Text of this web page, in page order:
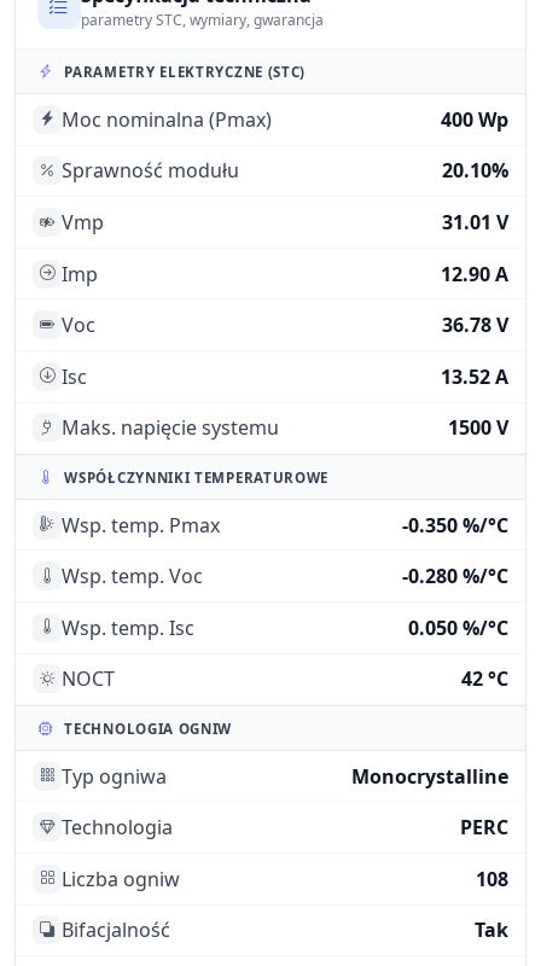
parametry STC, wymiary, gwarancja
PARAMETRY ELEKTRYCZNE (STC)
Moc nominalna (Pmax)
400 Wp
Sprawność modułu
20.10%
Vmp
31.01 V
Imp
12.90 A
Voc
36.78 V
Isc
13.52 A
Maks. napięcie systemu
1500 V
WSPÓŁCZYNNIKI TEMPERATUROWE
Wsp. temp. Pmax
-0.350 %/°C
Wsp. temp. Voc
-0.280 %/°C
Wsp. temp. Isc
0.050 %/°C
NOCT
42 °C
TECHNOLOGIA OGNIW
Typ ogniwa
Monocrystalline
Technologia
PERC
Liczba ogniw
108
Bifacjalność
Tak